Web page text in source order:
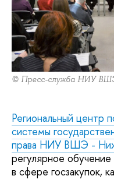
© Пресс-служба НИУ
Региональный центр
системы
права НИУ ВШЭ -
регулярное
в сфере госзакупок,